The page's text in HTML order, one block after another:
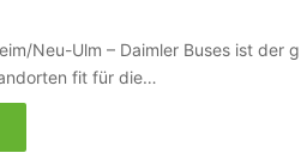
Neu-Ulm – Daimler Buses ist der
fit für die…